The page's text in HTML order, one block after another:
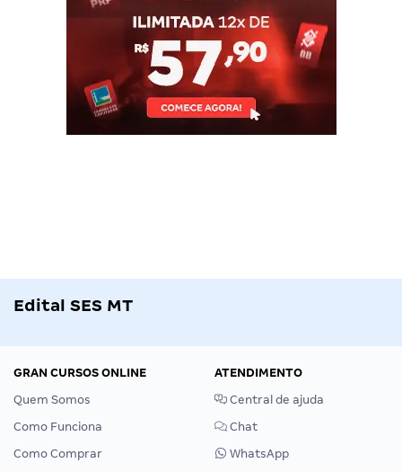
Edital SES MT
GRAN CURSOS ONLINE
Quem Somos
Como Funciona
Como Comprar
ATENDIMENTO
Central de ajuda
Chat
WhatsApp